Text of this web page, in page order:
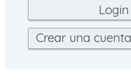
Crear una cuenta